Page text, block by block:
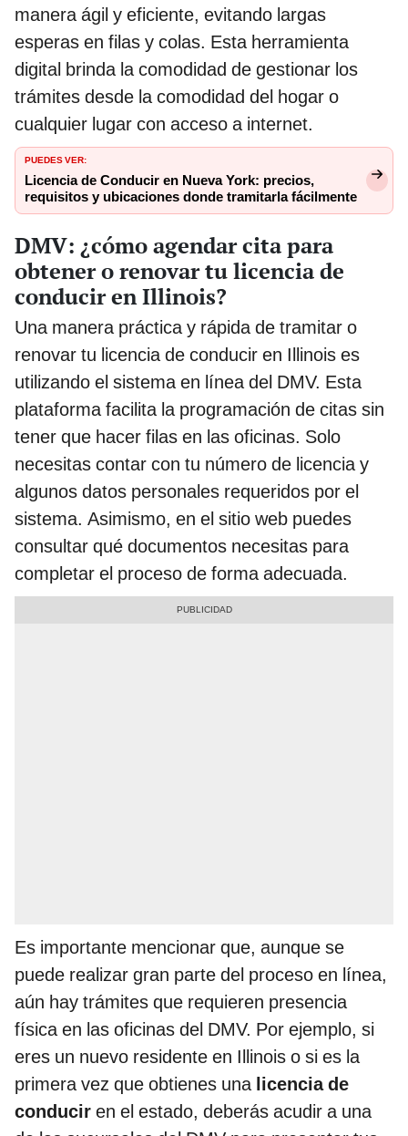
manera ágil y eficiente, evitando largas
esperas en filas y colas. Esta herramienta
digital brinda la comodidad de gestionar los
trámites desde la comodidad del hogar o
cualquier lugar con acceso a internet.
PUEDES VER:
Licencia de Conducir en Nueva York: precios,
requisitos y ubicaciones donde tramitarla fácilmente
DMV: ¿cómo agendar cita para
obtener o renovar tu licencia de
conducir en Illinois?
Una manera práctica y rápida de tramitar o
renovar tu licencia de conducir en Illinois es
utilizando el sistema en línea del DMV. Esta
plataforma facilita la programación de citas sin
tener que hacer filas en las oficinas. Solo
necesitas contar con tu número de licencia y
algunos datos personales requeridos por el
sistema. Asimismo, en el sitio web puedes
consultar qué documentos necesitas para
completar el proceso de forma adecuada.
Es importante mencionar que, aunque se
puede realizar gran parte del proceso en línea,
aún hay trámites que requieren presencia
física en las oficinas del DMV. Por ejemplo, si
eres un nuevo residente en Illinois o si es la
primera vez que obtienes una licencia de
conducir en el estado, deberás acudir a una